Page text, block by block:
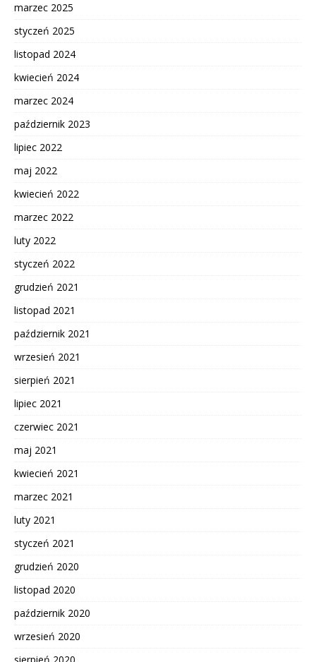
marzec 2025
styczeń 2025
listopad 2024
kwiecień 2024
marzec 2024
październik 2023
lipiec 2022
maj 2022
kwiecień 2022
marzec 2022
luty 2022
styczeń 2022
grudzień 2021
listopad 2021
październik 2021
wrzesień 2021
sierpień 2021
lipiec 2021
czerwiec 2021
maj 2021
kwiecień 2021
marzec 2021
luty 2021
styczeń 2021
grudzień 2020
listopad 2020
październik 2020
wrzesień 2020